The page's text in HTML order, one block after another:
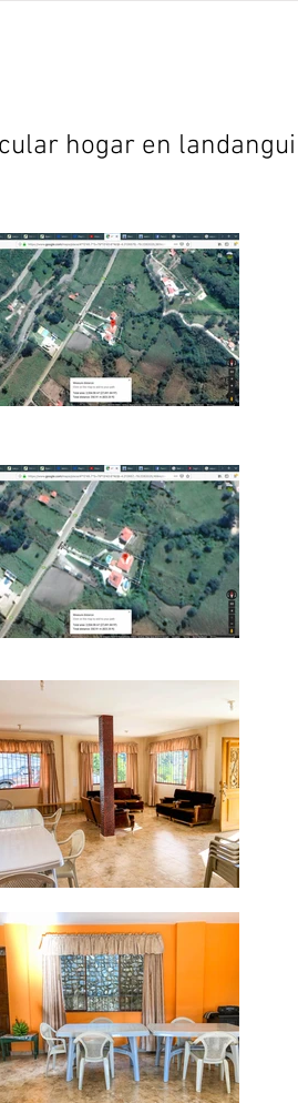
hogar en landangui